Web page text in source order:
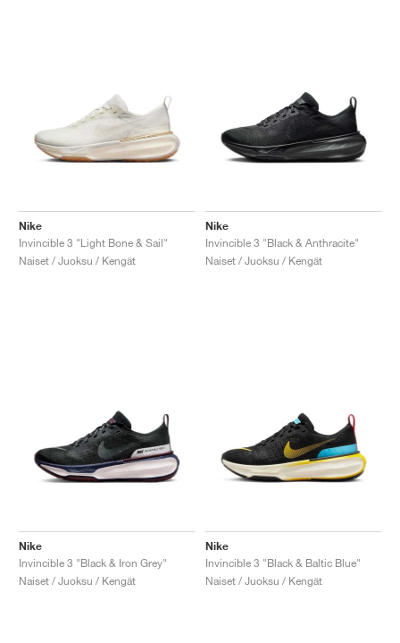
Nike
Invincible 3 "Light Bone & Sail"
Naiset / Juoksu / Kengät
Nike
Invincible 3 "Black & Anthracite"
Naiset / Juoksu / Kengät
Nike
Invincible 3 "Black & Iron Grey"
Naiset / Juoksu / Kengät
Nike
Invincible 3 "Black & Baltic Blue"
Naiset / Juoksu / Kengät